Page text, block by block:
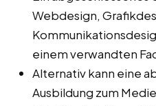
Webdesign,
einem verwandten
Alternativ kann eine
Ausbildung zum